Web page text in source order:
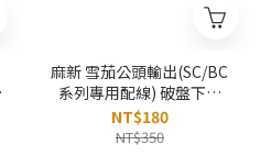
麻新 雪茄公頭輸出(SC/BC
系列專用配線) 破盤下殺
OMAX歐妹思購物網
NT$180
NT$350